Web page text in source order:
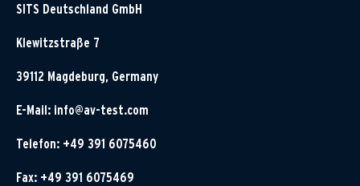
SITS Deutschland GmbH
Klewitzstraße 7
39112 Magdeburg, Germany
E-Mail: info@av-test.com
Telefon: +49 391 6075460
Fax: +49 391 6075469